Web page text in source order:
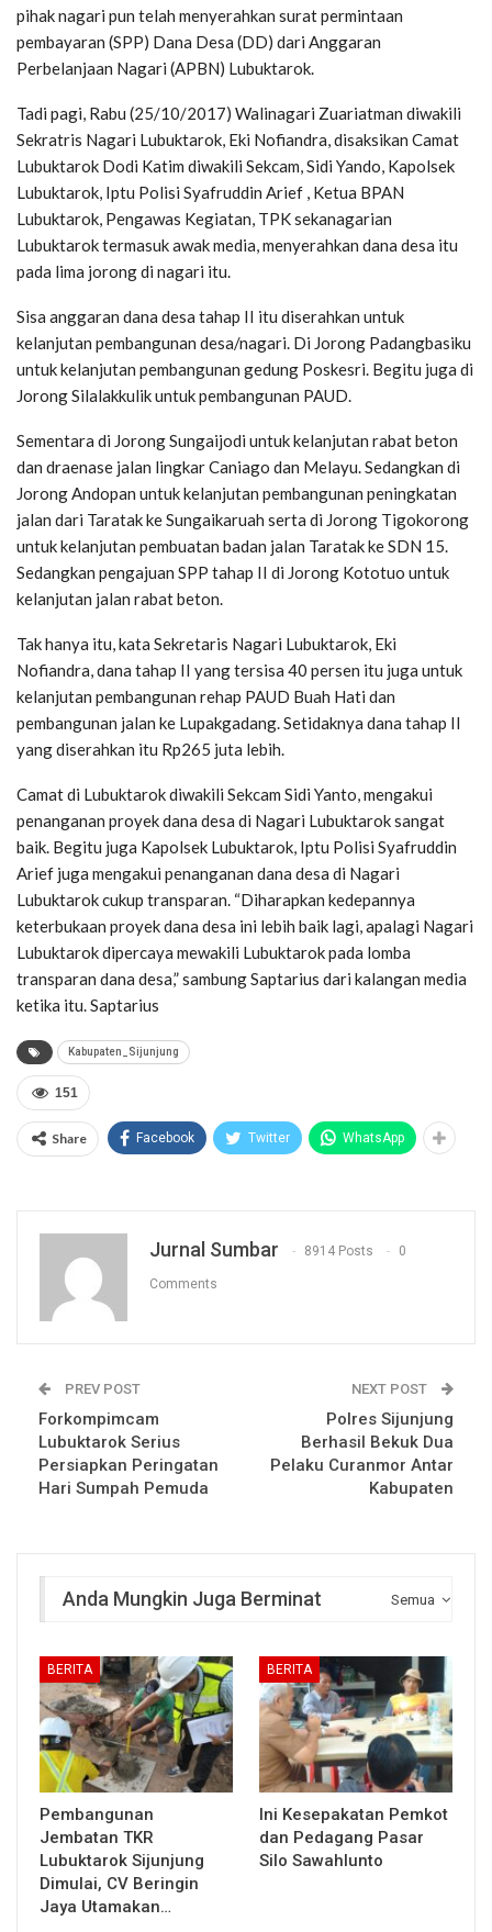
pihak nagari pun telah menyerahkan surat permintaan
pembayaran (SPP) Dana Desa (DD) dari Anggaran
Perbelanjaan Nagari (APBN) Lubuktarok.
Tadi pagi, Rabu (25/10/2017) Walinagari Zuariatman diwakili
Sekratris Nagari Lubuktarok, Eki Nofiandra, disaksikan Camat
Lubuktarok Dodi Katim diwakili Sekcam, Sidi Yando, Kapolsek
Lubuktarok, Iptu Polisi Syafruddin Arief , Ketua BPAN
Lubuktarok, Pengawas Kegiatan, TPK sekanagarian
Lubuktarok termasuk awak media, menyerahkan dana desa itu
pada lima jorong di nagari itu.
Sisa anggaran dana desa tahap II itu diserahkan untuk
kelanjutan pembangunan desa/nagari. Di Jorong Padangbasiku
untuk kelanjutan pembangunan gedung Poskesri. Begitu juga di
Jorong Silalakkulik untuk pembangunan PAUD.
Sementara di Jorong Sungaijodi untuk kelanjutan rabat beton
dan draenase jalan lingkar Caniago dan Melayu. Sedangkan di
Jorong Andopan untuk kelanjutan pembangunan peningkatan
jalan dari Taratak ke Sungaikaruah serta di Jorong Tigokorong
untuk kelanjutan pembuatan badan jalan Taratak ke SDN 15.
Sedangkan pengajuan SPP tahap II di Jorong Kototuo untuk
kelanjutan jalan rabat beton.
Tak hanya itu, kata Sekretaris Nagari Lubuktarok, Eki
Nofiandra, dana tahap II yang tersisa 40 persen itu juga untuk
kelanjutan pembangunan rehap PAUD Buah Hati dan
pembangunan jalan ke Lupakgadang. Setidaknya dana tahap II
yang diserahkan itu Rp265 juta lebih.
Camat di Lubuktarok diwakili Sekcam Sidi Yanto, mengakui
penanganan proyek dana desa di Nagari Lubuktarok sangat
baik. Begitu juga Kapolsek Lubuktarok, Iptu Polisi Syafruddin
Arief juga mengakui penanganan dana desa di Nagari
Lubuktarok cukup transparan. “Diharapkan kedepannya
keterbukaan proyek dana desa ini lebih baik lagi, apalagi Nagari
Lubuktarok dipercaya mewakili Lubuktarok pada lomba
transparan dana desa,” sambung Saptarius dari kalangan media
ketika itu. Saptarius
Kabupaten_Sijunjung
151
Share Facebook Twitter WhatsApp
Jurnal Sumbar 8914 Posts 0
Comments
PREV POST
Forkompimcam
Lubuktarok Serius
Persiapkan Peringatan
Hari Sumpah Pemuda
NEXT POST
Polres Sijunjung
Berhasil Bekuk Dua
Pelaku Curanmor Antar
Kabupaten
Semua
Anda Mungkin Juga Berminat
BERITA
Pembangunan
Jembatan TKR
Lubuktarok Sijunjung
Dimulai, CV Beringin
Jaya Utamakan…
BERITA
Ini Kesepakatan Pemkot
dan Pedagang Pasar
Silo Sawahlunto